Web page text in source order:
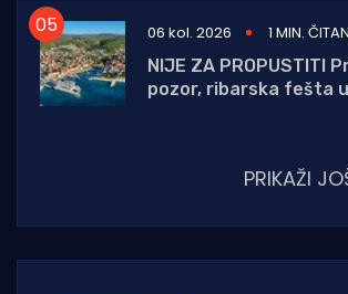
06 kol. 2026
1 MIN.
NIJE ZA PROPUSTITI
pozor, ribarska fešta
PRIKAŽI